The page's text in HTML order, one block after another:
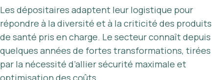
Les dépositaires adaptent leur logistique pour
répondre à la diversité et à la criticité des produits
de santé pris en charge. Le secteur connaît depuis
quelques années de fortes transformations, tirées
par la nécessité d’allier sécurité maximale et
optimisation des coûts.